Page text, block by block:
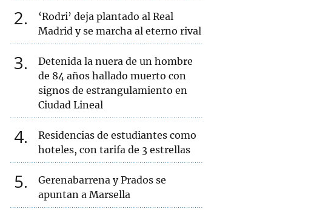
2
‘Rodri’ deja plantado al Real
Madrid y se marcha al eterno rival
3
Detenida la nuera de un hombre
de 84 años hallado muerto con
signos de estrangulamiento en
Ciudad Lineal
4
Residencias de estudiantes como
hoteles, con tarifa de 3 estrellas
5
Gerenabarrena y Prados se
apuntan a Marsella